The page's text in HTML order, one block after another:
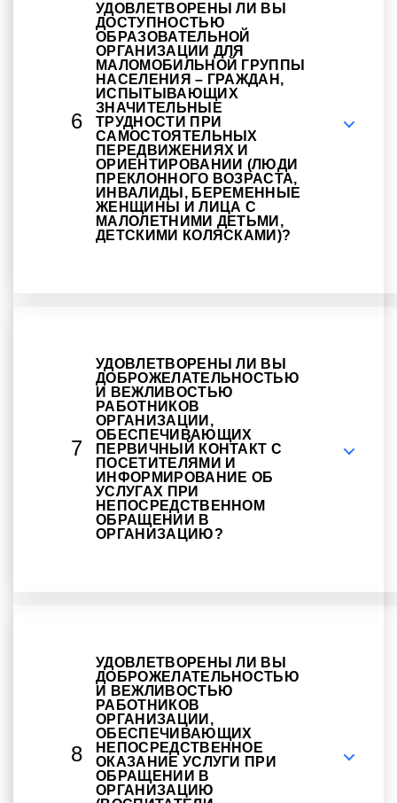
6
УДОВЛЕТВОРЕНЫ ЛИ ВЫ
ДОСТУПНОСТЬЮ
ОБРАЗОВАТЕЛЬНОЙ
ОРГАНИЗАЦИИ ДЛЯ
МАЛОМОБИЛЬНОЙ ГРУППЫ
НАСЕЛЕНИЯ – ГРАЖДАН,
ИСПЫТЫВАЮЩИХ
ЗНАЧИТЕЛЬНЫЕ
ТРУДНОСТИ ПРИ
САМОСТОЯТЕЛЬНЫХ
ПЕРЕДВИЖЕНИЯХ И
ОРИЕНТИРОВАНИИ (ЛЮДИ
ПРЕКЛОННОГО ВОЗРАСТА,
ИНВАЛИДЫ, БЕРЕМЕННЫЕ
ЖЕНЩИНЫ И ЛИЦА С
МАЛОЛЕТНИМИ ДЕТЬМИ,
ДЕТСКИМИ КОЛЯСКАМИ)?
7
УДОВЛЕТВОРЕНЫ ЛИ ВЫ
ДОБРОЖЕЛАТЕЛЬНОСТЬЮ
И ВЕЖЛИВОСТЬЮ
РАБОТНИКОВ
ОРГАНИЗАЦИИ,
ОБЕСПЕЧИВАЮЩИХ
ПЕРВИЧНЫЙ КОНТАКТ С
ПОСЕТИТЕЛЯМИ И
ИНФОРМИРОВАНИЕ ОБ
УСЛУГАХ ПРИ
НЕПОСРЕДСТВЕННОМ
ОБРАЩЕНИИ В
ОРГАНИЗАЦИЮ?
8
УДОВЛЕТВОРЕНЫ ЛИ ВЫ
ДОБРОЖЕЛАТЕЛЬНОСТЬЮ
И ВЕЖЛИВОСТЬЮ
РАБОТНИКОВ
ОРГАНИЗАЦИИ,
ОБЕСПЕЧИВАЮЩИХ
НЕПОСРЕДСТВЕННОЕ
ОКАЗАНИЕ УСЛУГИ ПРИ
ОБРАЩЕНИИ В
ОРГАНИЗАЦИЮ